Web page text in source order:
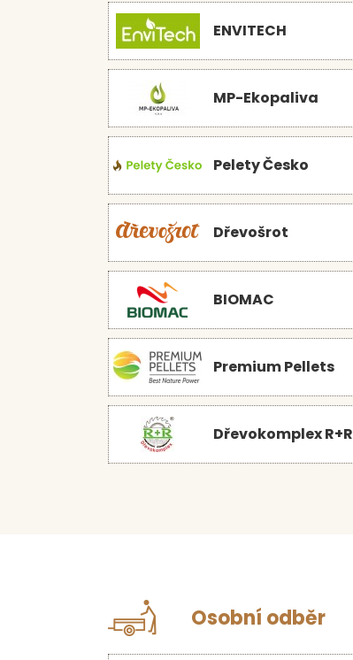
ENVITECH
MP-Ekopaliva
Pelety Česko
Dřevošrot
BIOMAC
Premium Pellets
Dřevokomplex R+R
Osobní odběr